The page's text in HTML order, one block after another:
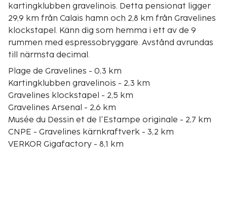
kartingklubben gravelinois. Detta pensionat ligger
29,9 km från Calais hamn och 2,8 km från Gravelines
klockstapel. Känn dig som hemma i ett av de 9
rummen med espressobryggare. Avstånd avrundas
till närmsta decimal.
Plage de Gravelines - 0,3 km
Kartingklubben gravelinois - 2,3 km
Gravelines klockstapel - 2,5 km
Gravelines Arsenal - 2,6 km
Musée du Dessin et de l'Estampe originale - 2,7 km
CNPE - Gravelines kärnkraftverk - 3,2 km
VERKOR Gigafactory - 8,1 km